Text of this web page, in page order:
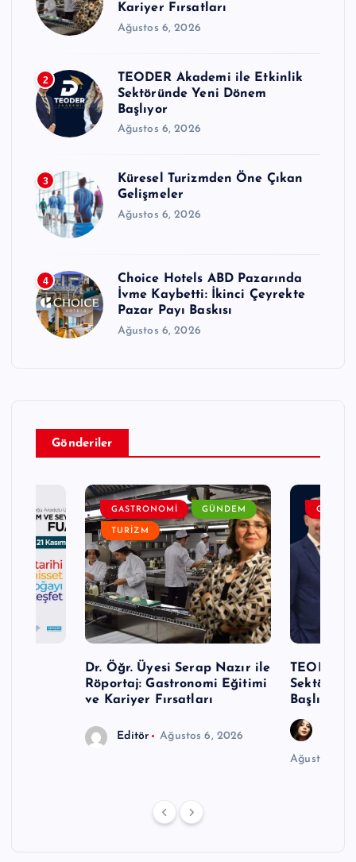
Kariyer Fırsatları
Ağustos 6, 2026
2
TEODER Akademi ile Etkinlik
Sektöründe Yeni Dönem
Başlıyor
Ağustos 6, 2026
3
Küresel Turizmden Öne Çıkan
Gelişmeler
Ağustos 6, 2026
4
Choice Hotels ABD Pazarında
İvme Kaybetti: İkinci Çeyrekte
Pazar Payı Baskısı
Ağustos 6, 2026
Gönderiler
GASTRONOMI GÜNDEM
TURIZM
Dr. Öğr. Üyesi Serap Nazır ile
Röportaj: Gastronomi Eğitimi
ve Kariyer Fırsatları
Editör Ağustos 6, 2026
GENEL
TEODER
Başlıyor
Ağustos 6,